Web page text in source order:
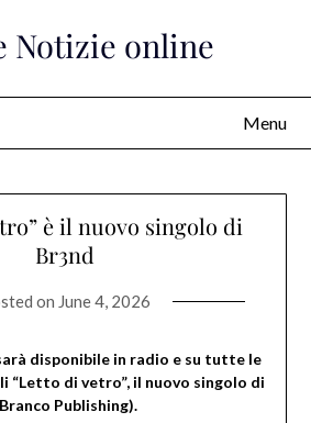
Notizie online
Menu
è il nuovo singolo di
Br3nd
on June 4, 2026
disponibile in radio e su tutte le
di vetro”, il nuovo singolo di
Publishing).